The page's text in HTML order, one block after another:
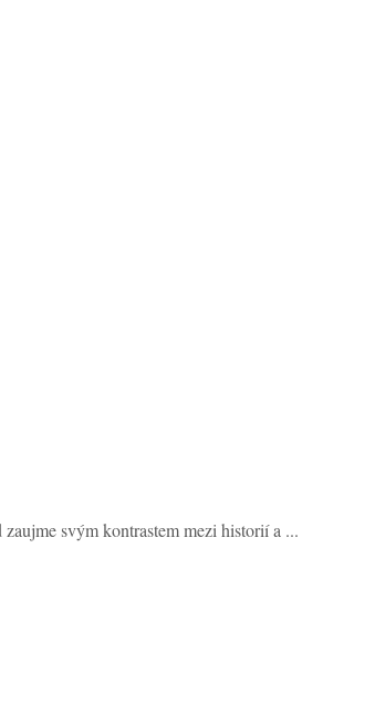
svým kontrastem mezi historií a ...